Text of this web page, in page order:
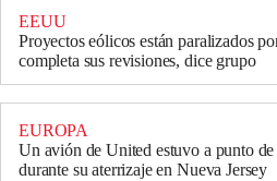
EEUU
Proyectos eólicos están paralizados
completa sus revisiones, dice grupo
EUROPA
Un avión de United estuvo a punto
durante su aterrizaje en Nueva Jersey